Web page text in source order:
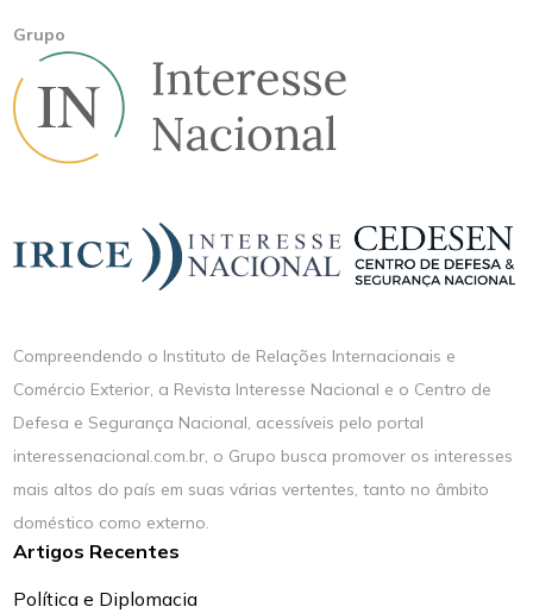
Grupo
Compreendendo o Instituto de Relações Internacionais e
Comércio Exterior, a Revista Interesse Nacional e o Centro de
Defesa e Segurança Nacional, acessíveis pelo portal
interessenacional.com.br, o Grupo busca promover os interesses
mais altos do país em suas várias vertentes, tanto no âmbito
doméstico como externo.
Artigos Recentes
Política e Diplomacia